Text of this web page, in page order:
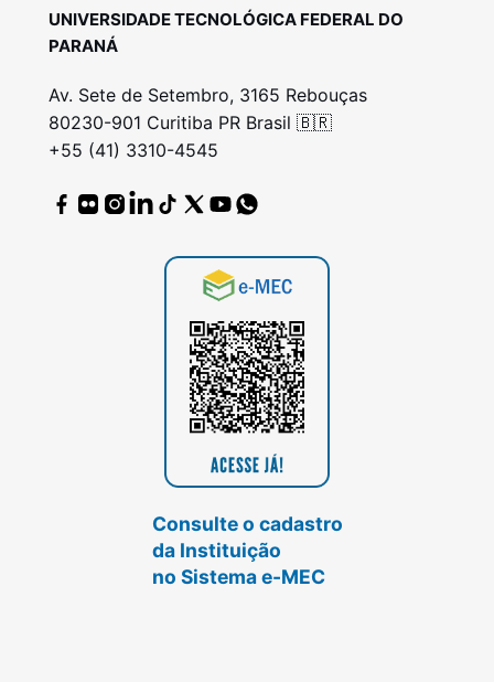
UNIVERSIDADE TECNOLÓGICA FEDERAL DO
PARANÁ
Av. Sete de Setembro, 3165 Rebouças
80230-901 Curitiba PR Brasil 🇧🇷
+55 (41) 3310-4545
Consulte o cadastro
da Instituição
no Sistema e-MEC